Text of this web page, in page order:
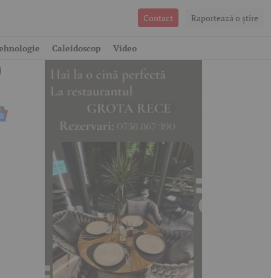
Contact Raportează o ştire
Caleidoscop Video